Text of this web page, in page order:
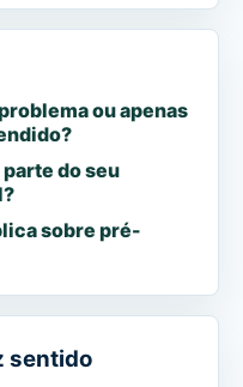
ou apenas
do seu
sobre pré-
sentido